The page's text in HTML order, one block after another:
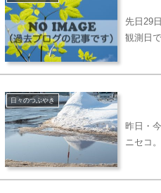
先日29
観測日
日々のつぶやき
昨日・
ニセコ